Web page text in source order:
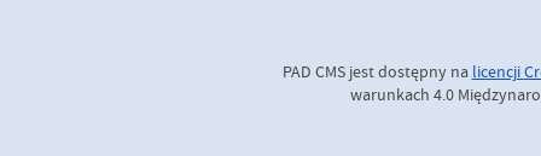
PAD CMS jest dostępny na licencji
warunkach 4.0